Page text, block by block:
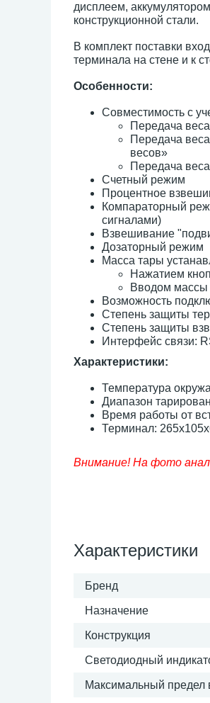
дисплеем,
конструкционной стали.
В комплект поставки
терминала на стене и к
Особенности:
Совместимость с
Передача
Передача
весов»
Передача
Счетный режим
Процентное
Компараторный
сигналами)
Взвешивание
Дозаторный режим
Масса тары
Нажатием
Вводом массы
Возможность
Степень защиты
Степень защиты
Интерфейс связи:
Характеристики:
Температура
Диапазон
Время работы от
Терминал:
Внимание! На фото
Характеристики
Бренд
Назначение
Конструкция
Светодиодный
Максимальный предел